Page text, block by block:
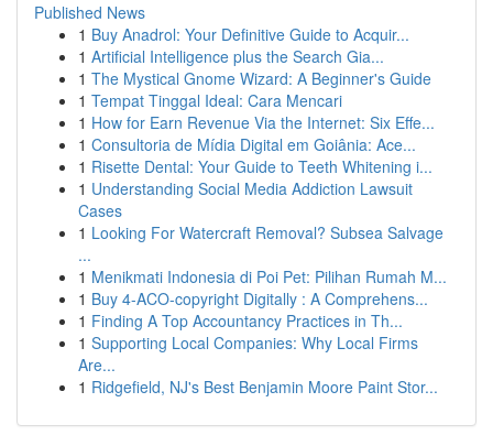
Published News
1 Buy Anadrol: Your Definitive Guide to Acquir...
1 Artificial Intelligence plus the Search Gia...
1 The Mystical Gnome Wizard: A Beginner's Guide
1 Tempat Tinggal Ideal: Cara Mencari
1 How for Earn Revenue Via the Internet: Six Effe...
1 Consultoria de Mídia Digital em Goiânia: Ace...
1 Risette Dental: Your Guide to Teeth Whitening i...
1 Understanding Social Media Addiction Lawsuit
Cases
1 Looking For Watercraft Removal? Subsea Salvage
...
1 Menikmati Indonesia di Poi Pet: Pilihan Rumah M...
1 Buy 4-ACO-copyright Digitally : A Comprehens...
1 Finding A Top Accountancy Practices in Th...
1 Supporting Local Companies: Why Local Firms
Are...
1 Ridgefield, NJ's Best Benjamin Moore Paint Stor...